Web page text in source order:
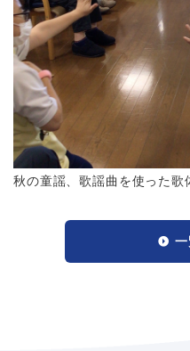
秋の童謡、歌謡曲を使った歌
一